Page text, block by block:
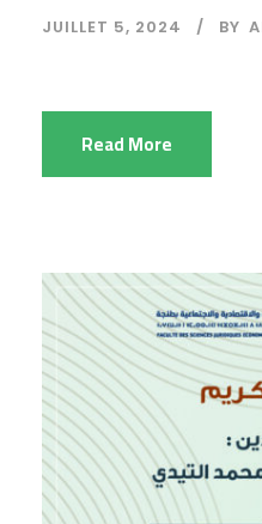
JUILLET 5, 2024 BY
Read More